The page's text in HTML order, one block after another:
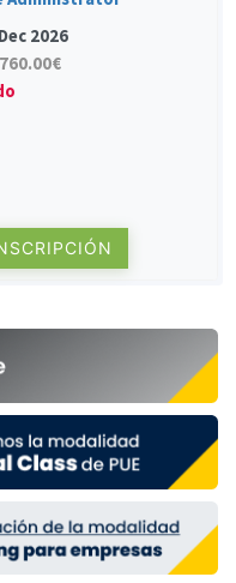
2026
760.00€